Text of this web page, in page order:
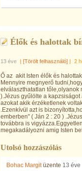
Élők és halottak
13 éve | [Törölt felhasználó] | 2
Ő az akit Isten élők és
Mennyire megnyerő
elválaszthatatlan tőle,olyanok
).Jézus gyűlölte a
azokat akik érzéketlenek
.Ezenkívül azt is
emberben" ( Ján 2 : 20 )
továbbra is
megakadályozni amig Isten
Utolsó hozzászólás
Bohac Margitüzente 13 éve